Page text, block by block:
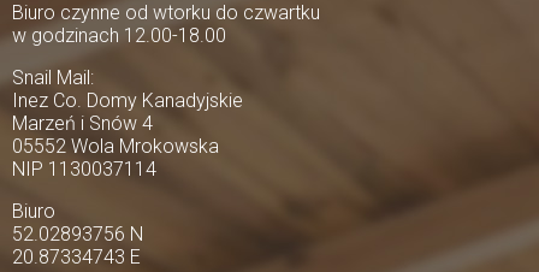
Biuro czynne od wtorku do czwartku
w godzinach 12.00-18.00
Snail Mail:
Inez Co. Domy Kanadyjskie
Marzeń i Snów 4
05552 Wola Mrokowska
NIP 1130037114
Biuro
52.02893756 N
20.87334743 E